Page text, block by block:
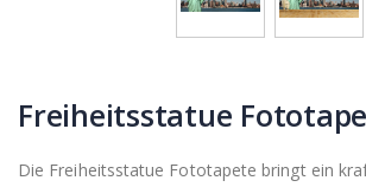
Freiheitsstatue
Die Freiheitsstatue Fototapete bringt ein